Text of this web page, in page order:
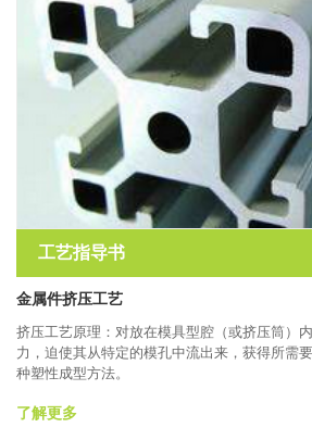
工艺指导书
金属件挤压工艺
挤压工艺原理：对放在模具型腔（或挤压筒）
力，迫使其从特定的模孔中流出来，获得所需
种塑性成型方法。
了解更多